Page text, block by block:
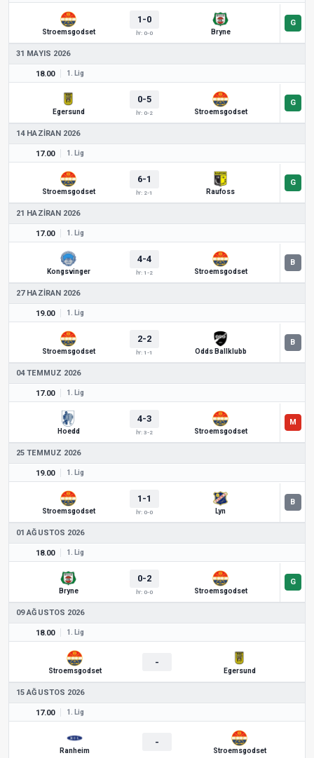
Stroemsgodset
1-0
İY: 0-0 Bryne
31 MAYIS 2026
18.00 1. Lig
Egersund
0-5
İY: 0-2 Stroemsgodset
14 HAZIRAN 2026
17.00 1. Lig
Stroemsgodset
6-1
İY: 2-1 Raufoss
21 HAZIRAN 2026
17.00 1. Lig
Kongsvinger
4-4
İY: 1-2 Stroemsgodset
27 HAZIRAN 2026
19.00 1. Lig
Stroemsgodset
2-2
İY: 1-1 Odds Ballklubb
04 TEMMUZ 2026
17.00 1. Lig
Hoedd
4-3
İY: 3-2 Stroemsgodset
25 TEMMUZ 2026
19.00 1. Lig
Stroemsgodset
1-1
İY: 0-0 Lyn
01 AĞUSTOS 2026
18.00 1. Lig
Bryne
0-2
İY: 0-0 Stroemsgodset
09 AĞUSTOS 2026
18.00 1. Lig
Stroemsgodset
-
Egersund
15 AĞUSTOS 2026
17.00 1. Lig
Ranheim
-
Stroemsgodset